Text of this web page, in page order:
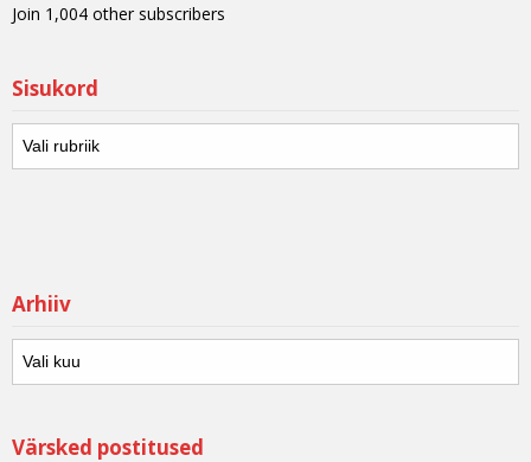
Join 1,004 other subscribers
Sisukord
Arhiiv
Värsked postitused